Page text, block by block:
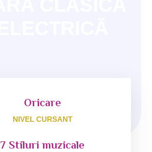
Oricare
NIVEL CURSANT
7 Stiluri muzicale